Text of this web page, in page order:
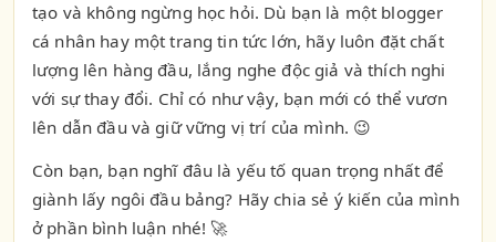
tạo và không ngừng học hỏi. Dù bạn là một blogger
cá nhân hay một trang tin tức lớn, hãy luôn đặt chất
lượng lên hàng đầu, lắng nghe độc giả và thích nghi
với sự thay đổi. Chỉ có như vậy, bạn mới có thể vươn
lên dẫn đầu và giữ vững vị trí của mình. 😉
Còn bạn, bạn nghĩ đâu là yếu tố quan trọng nhất để
giành lấy ngôi đầu bảng? Hãy chia sẻ ý kiến của mình
ở phần bình luận nhé! 🚀